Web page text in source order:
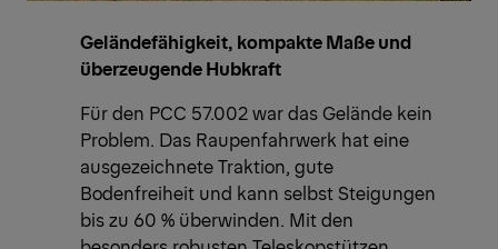
Geländefähigkeit, kompakte Maße und
überzeugende Hubkraft
Für den PCC 57.002 war das Gelände kein
Problem. Das Raupenfahrwerk hat eine
ausgezeichnete Traktion, gute
Bodenfreiheit und kann selbst Steigungen
bis zu 60 % überwinden. Mit den